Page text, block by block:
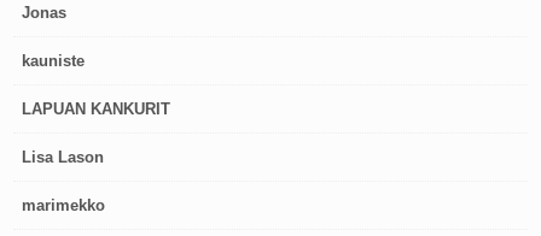
Jonas
kauniste
LAPUAN KANKURIT
Lisa Lason
marimekko